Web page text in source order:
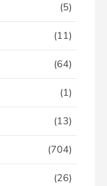
(5)
(11)
(64)
(1)
(13)
(704)
(26)